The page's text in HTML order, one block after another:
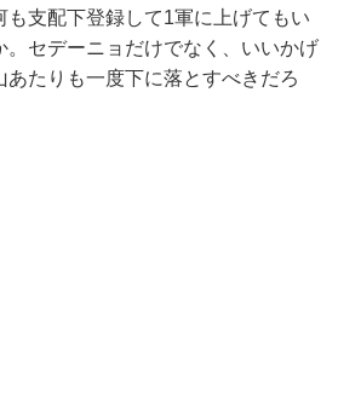
も支配下登録して1軍に上げてもい
。セデーニョだけでなく、いいかげ
あたりも一度下に落とすべきだろ